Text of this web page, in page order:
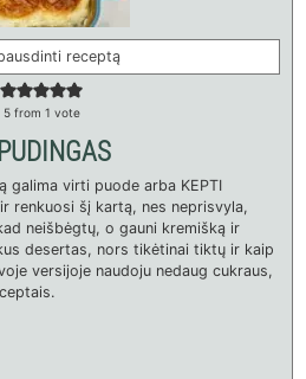
receptą
5from 1 vote
galima virti puode arba KEPTI
renkuosi šį kartą, nes neprisvyla,
neišbėgtų, o gauni kremišką ir
desertas, nors tikėtinai tiktų ir kaip
versijoje naudoju nedaug cukraus,